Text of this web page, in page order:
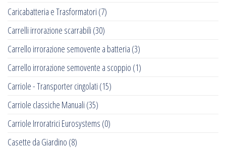
Caricabatteria e Trasformatori (7)
Carrelli irrorazione scarrabili (30)
Carrello irrorazione semovente a batteria (3)
Carrello irrorazione semovente a scoppio (1)
Carriole - Transporter cingolati (15)
Carriole classiche Manuali (35)
Carriole Irroratrici Eurosystems (0)
Casette da Giardino (8)